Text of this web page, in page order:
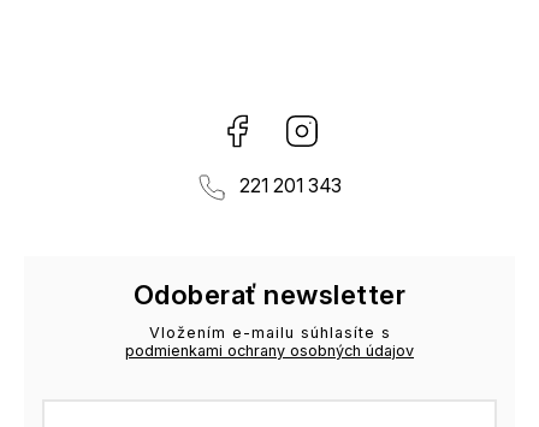
Facebook
221 201 343
Odoberať newsletter
Vložením e-mailu súhlasíte s
podmienkami ochrany osobných údajov